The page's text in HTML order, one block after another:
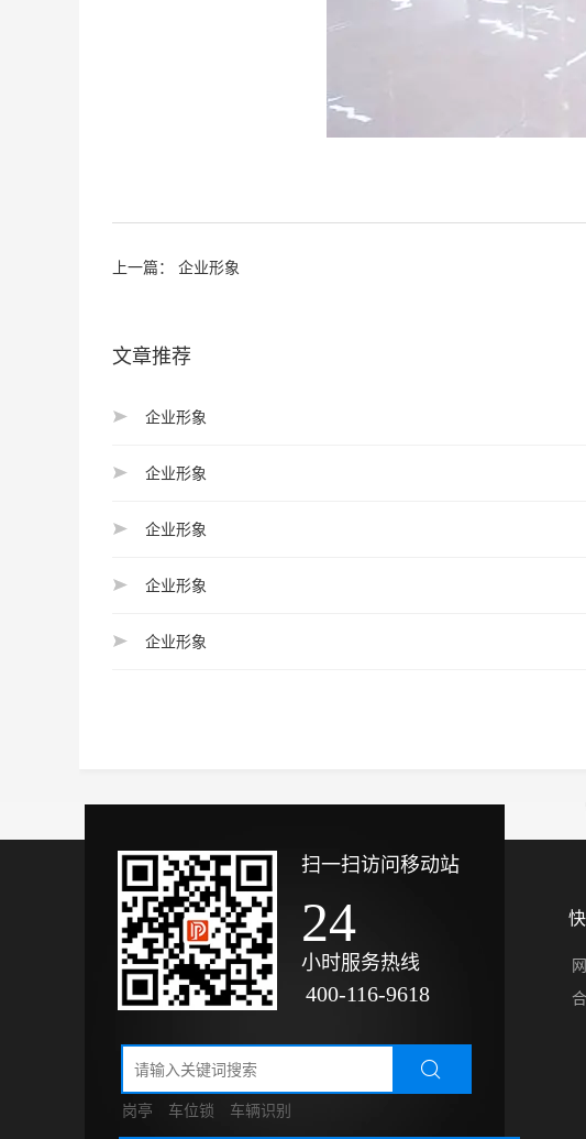
上一篇： 企业形象
文章推荐
企业形象
企业形象
企业形象
企业形象
企业形象
扫一扫访问移动站
小时服务热线
400-116-9618
24
岗亭 车位锁 车辆识别